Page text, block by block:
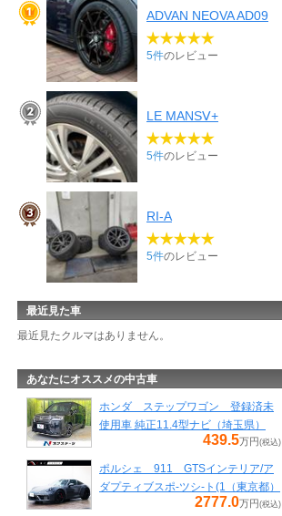
ADVAN NEOVA AD09
5件のレビュー
LE MANSⅤ+
5件のレビュー
RI-A
5件のレビュー
最近見た車
最近見たクルマはありません。
あなたにオススメの中古車
ホンダ ステップワゴン 登録済未
使用車 純正11.4型ナビ（埼玉県）
439.5万円(税込)
ポルシェ 911 GTSインテリア/ア
ダプティブスポ-ツシ-ト(1（東京都）
2777.0万円(税込)